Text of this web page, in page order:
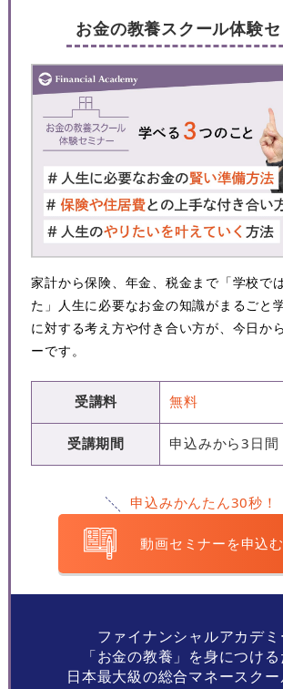
お金の教養スクール体験
家計から保険、年金、税金まで「学校で
た」人生に必要なお金の知識がまるごと
に対する考え方や付き合い方が、今日か
ーです。
受講料 無料
受講期間 申込みから3日間
申込みかんたん30秒！
動画セミナーを申込む
ファイナンシャルアカデミ
「お金の教養」を身につけ
日本最大級の総合マネースクー